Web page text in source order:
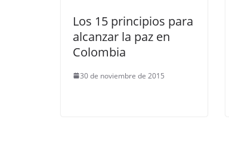
Los 15 principios para
alcanzar la paz en
Colombia
30 de noviembre de 2015